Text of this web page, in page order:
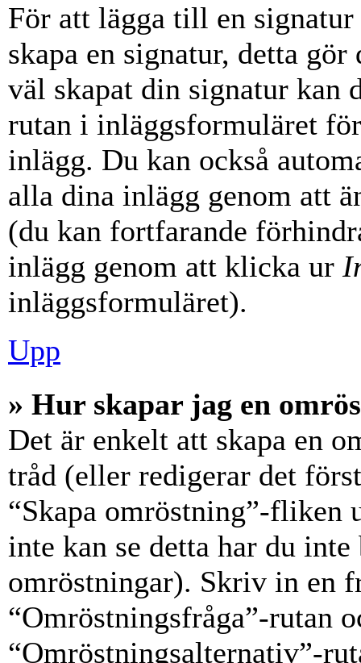
För att lägga till en
skapa en signatur, detta
väl skapat din signatur kan
rutan i inläggsformuläret
inlägg. Du kan också
alla dina inlägg genom att
(du kan fortfarande
inlägg genom att klicka ur
inläggsformuläret).
Upp
» Hur skapar jag en
Det är enkelt att skapa en
tråd (eller redigerar det
“Skapa omröstning”-fliken
inte kan se detta har du
omröstningar). Skriv in en
“Omröstningsfråga”-rutan
“Omröstningsalternativ”-